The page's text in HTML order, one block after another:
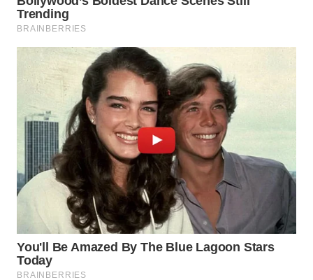
BOGOR
WN
TAPANULI
UTARA
WN
SAMOSIR
WN
PADANG
LAWAS